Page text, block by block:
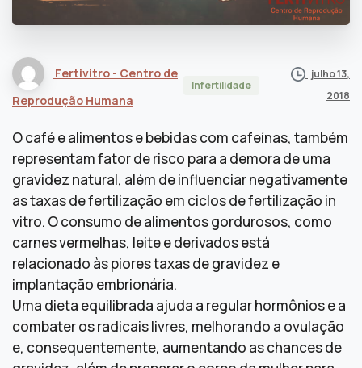
Fertivitro - Centro de
Reprodução Humana
Infertilidade
julho 13,
2018
O café e alimentos e bebidas com cafeínas, também
representam fator de risco para a demora de uma
gravidez natural, além de influenciar negativamente
as taxas de fertilização em ciclos de fertilização in
vitro. O consumo de alimentos gordurosos, como
carnes vermelhas, leite e derivados está
relacionado às piores taxas de gravidez e
implantação embrionária.
Uma dieta equilibrada ajuda a regular hormônios e a
combater os radicais livres, melhorando a ovulação
e, consequentemente, aumentando as chances de